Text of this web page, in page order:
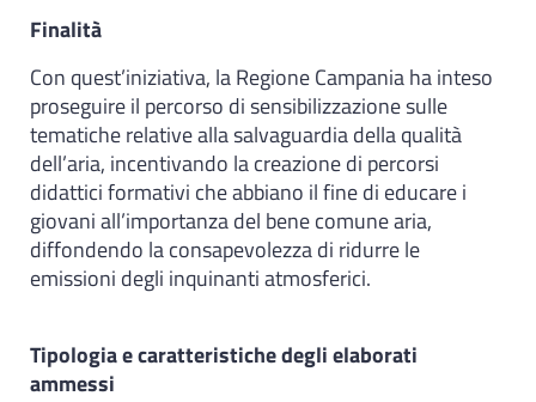
Finalità
Con quest’iniziativa, la Regione Campania ha inteso
proseguire il percorso di sensibilizzazione sulle
tematiche relative alla salvaguardia della qualità
dell’aria, incentivando la creazione di percorsi
didattici formativi che abbiano il fine di educare i
giovani all’importanza del bene comune aria,
diffondendo la consapevolezza di ridurre le
emissioni degli inquinanti atmosferici.
Tipologia e caratteristiche degli elaborati
ammessi